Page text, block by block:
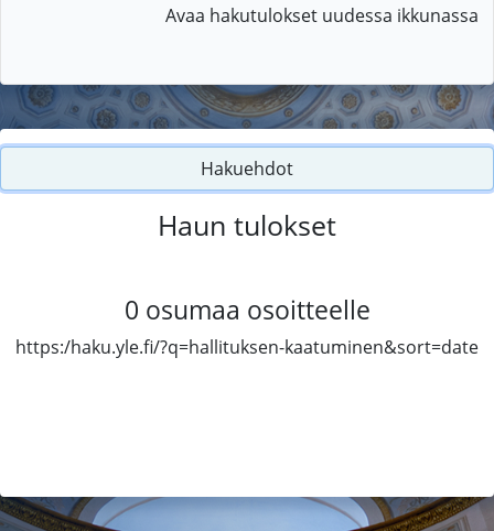
Avaa hakutulokset uudessa ikkunassa
Hakuehdot
Haun tulokset
0 osumaa osoitteelle
https:/haku.yle.fi/?q=hallituksen-kaatuminen&sort=date